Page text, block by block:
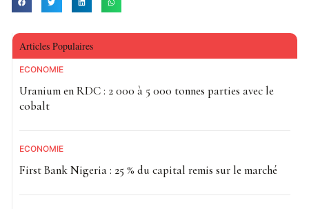
Articles Populaires
ECONOMIE
Uranium en RDC : 2 000 à 5 000 tonnes parties avec le
cobalt
ECONOMIE
First Bank Nigeria : 25 % du capital remis sur le marché